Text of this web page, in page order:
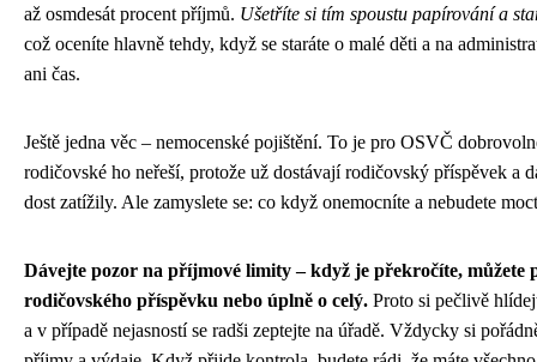
až osmdesát procent příjmů. Ušetříte si tím spoustu papírování a
což oceníte hlavně tehdy, když se staráte o malé děti a na
ani čas.
Ještě jedna věc – nemocenské pojištění. To je pro OSVČ
rodičovské ho neřeší, protože už dostávají rodičovský příspěvek a
dost zatížily. Ale zamyslete se: co když onemocníte a nebudete
Dávejte pozor na příjmové limity – když je překročíte, můžete
rodičovského příspěvku nebo úplně o celý. Proto si pečlivě
a v případě nejasností se radši zeptejte na úřadě. Vždycky si